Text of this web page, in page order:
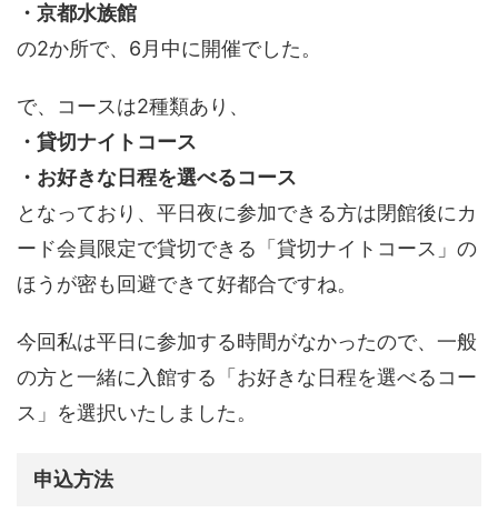
・京都水族館
の2か所で、6月中に開催でした。
で、コースは2種類あり、
・貸切ナイトコース
・お好きな日程を選べるコース
となっており、平日夜に参加できる方は閉館後にカ
ード会員限定で貸切できる「貸切ナイトコース」の
ほうが密も回避できて好都合ですね。
今回私は平日に参加する時間がなかったので、一般
の方と一緒に入館する「お好きな日程を選べるコー
ス」を選択いたしました。
申込方法